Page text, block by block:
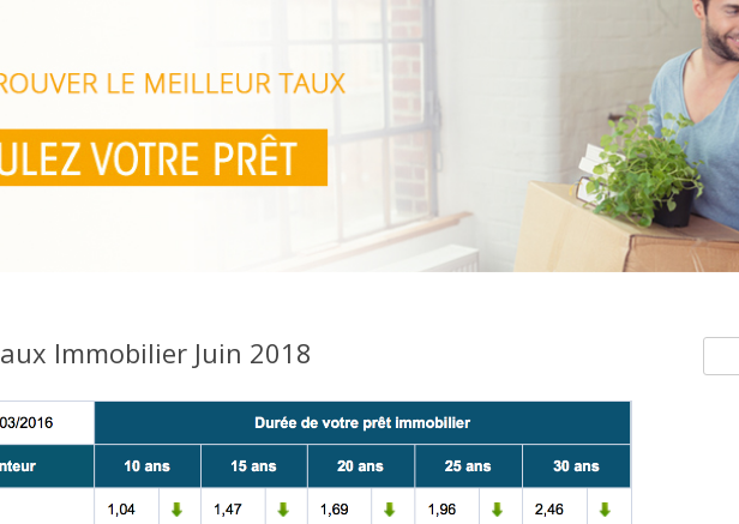
Immobilier Juin 2018